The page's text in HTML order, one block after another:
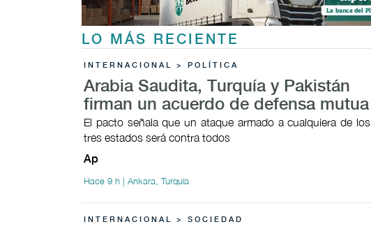
LO MÁS RECIENTE
INTERNACIONAL > POLÍTICA
Arabia Saudita, Turquía y Pakistán
firman un acuerdo de defensa mutua
El pacto señala que un ataque armado a cualquiera de los
tres estados será contra todos
Ap
Hace 9 h | Ankara, Turquía
INTERNACIONAL > SOCIEDAD